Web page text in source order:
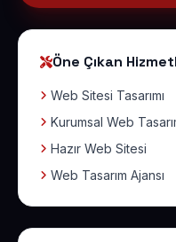
Öne Çıkan
Web Sitesi Tasarımı
Kurumsal Web
Hazır Web Sitesi
Web Tasarım Ajansı